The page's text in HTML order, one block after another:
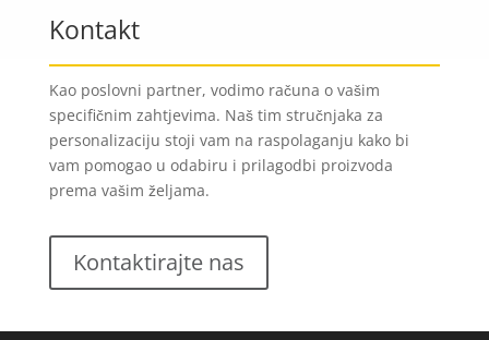
Kontakt
Kao poslovni partner, vodimo računa o vašim
specifičnim zahtjevima. Naš tim stručnjaka za
personalizaciju stoji vam na raspolaganju kako bi
vam pomogao u odabiru i prilagodbi proizvoda
prema vašim željama.
Kontaktirajte nas